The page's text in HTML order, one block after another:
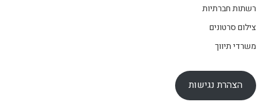
רשתות חברתיות
צילום סרטונים
משרדי תיווך
הצהרת נגישות